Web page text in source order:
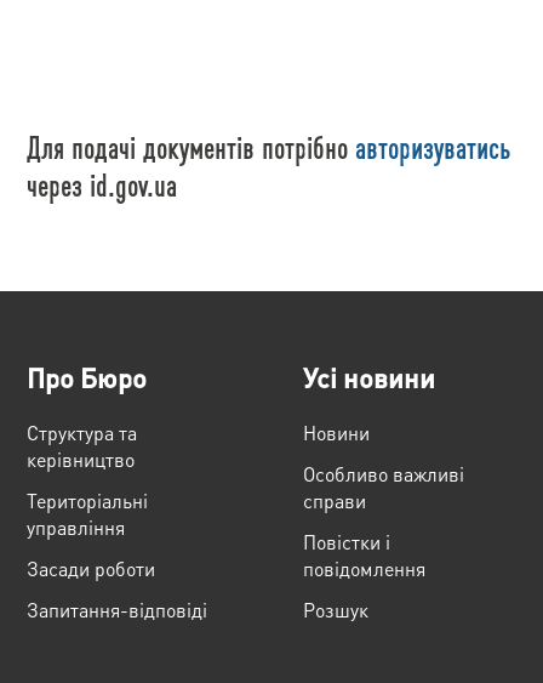
Для подачі документів потрібно авторизуватись
через id.gov.ua
Про Бюро
Структура та
керівництво
Територіальні
управління
Засади роботи
Запитання-відповіді
Усі новини
Новини
Особливо важливі
справи
Повістки і
повідомлення
Розшук